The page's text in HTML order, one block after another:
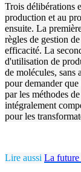
Trois délibérations
production et au
ensuite. La
règles de gestion
efficacité. La
d'utilisation de
de molécules, sans
pour demander
par les méthodes
intégralement
pour les
Lire aussi La future